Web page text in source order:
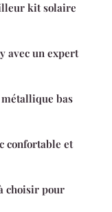
kit solaire
avec un expert
métallique bas
confortable et
choisir pour